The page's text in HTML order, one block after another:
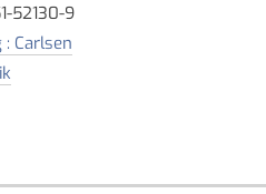
52130-9
Carlsen